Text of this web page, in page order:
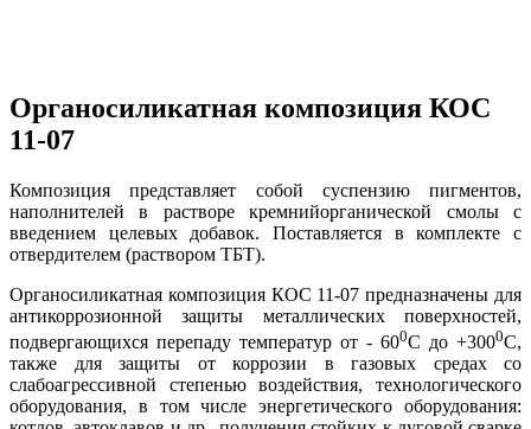
Органосиликатная композиция КОС
11-07
Композиция представляет собой суспензию пигментов,
наполнителей в растворе кремнийорганической смолы с
введением целевых добавок. Поставляется в комплекте с
отвердителем (раствором ТБТ).
Органосиликатная композиция КОС 11-07 предназначены для
антикоррозионной защиты металлических поверхностей,
подвергающихся перепаду температур от - 600С до +3000С,
также для защиты от коррозии в газовых средах со
слабоагрессивной степенью воздействия, технологического
оборудования, в том числе энергетического оборудования: